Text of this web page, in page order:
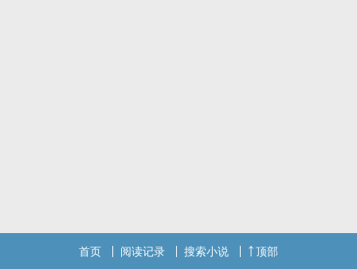
首页 阅读记录 搜索小说 顶部